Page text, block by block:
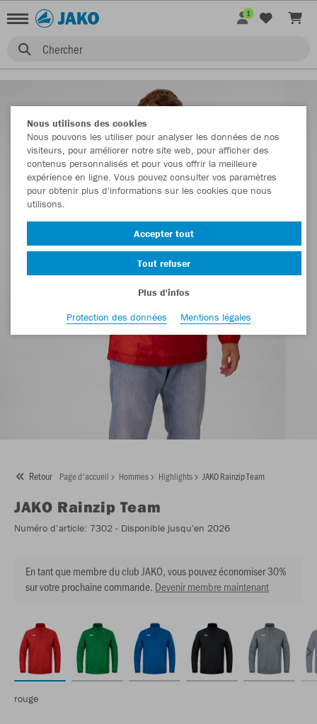
Chercher
1
Retour Page d'accueil Hommes Highlights JAKO Rainzip Team
JAKO Rainzip Team
Numéro d’article: 7302 - Disponible jusqu'en 2026
En tant que membre du club JAKO, vous pouvez économiser 30%
sur votre prochaine commande. Devenir membre maintenant
rouge
Nous utilisons des cookies
Nous pouvons les utiliser pour analyser les données de nos
visiteurs, pour améliorer notre site web, pour afficher des
contenus personnalisés et pour vous offrir la meilleure
expérience en ligne. Vous pouvez consulter vos paramètres
pour obtenir plus d'informations sur les cookies que nous
utilisons.
Accepter tout
Tout refuser
Plus d'infos
Protection des données
Mentions légales